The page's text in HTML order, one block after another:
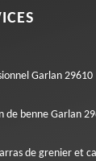
Garlan 29610
de benne Garlan
de grenier et